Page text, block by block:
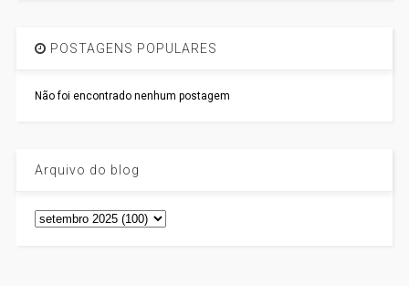
POSTAGENS POPULARES
Não foi encontrado nenhum postagem
Arquivo do blog